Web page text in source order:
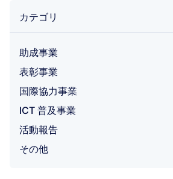
カテゴリ
助成事業
表彰事業
国際協力事業
ICT 普及事業
活動報告
その他